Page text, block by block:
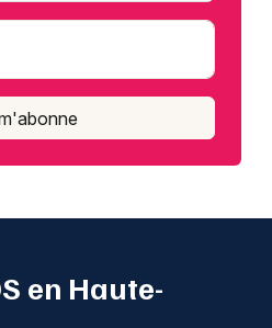
en Haute-